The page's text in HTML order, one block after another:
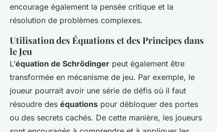
encourage également la pensée critique et la
résolution de problèmes complexes.
Utilisation des Équations et des Principes dans
le Jeu
L’équation de Schrödinger peut également être
transformée en mécanisme de jeu. Par exemple, le
joueur pourrait avoir une série de défis où il faut
résoudre des équations pour débloquer des portes
ou des secrets cachés. De cette manière, les joueurs